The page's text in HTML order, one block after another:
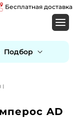
доставка
Подбор
I
AD